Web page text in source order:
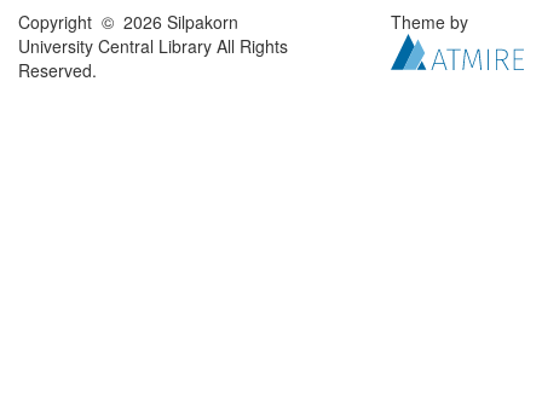
Copyright © 2026 Silpakorn
University Central Library All Rights
Reserved.
Theme by